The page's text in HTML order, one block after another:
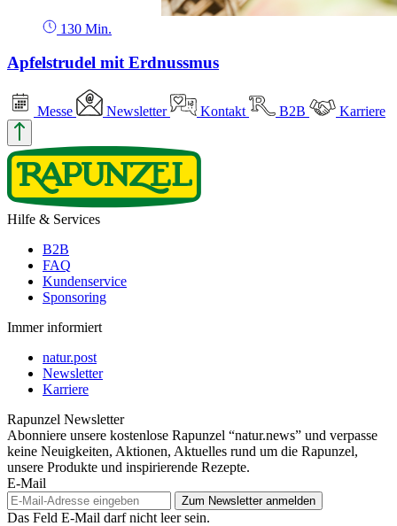
130 Min.
Apfelstrudel mit Erdnussmus
Messe Newsletter Kontakt B2B Karriere
Hilfe & Services
B2B
FAQ
Kundenservice
Sponsoring
Immer informiert
natur.post
Newsletter
Karriere
Rapunzel Newsletter
Abonniere unsere kostenlose Rapunzel “natur.news” und verpasse
keine Neuigkeiten, Aktionen, Aktuelles rund um die Rapunzel,
unsere Produkte und inspirierende Rezepte.
E-Mail
Das Feld E-Mail darf nicht leer sein.